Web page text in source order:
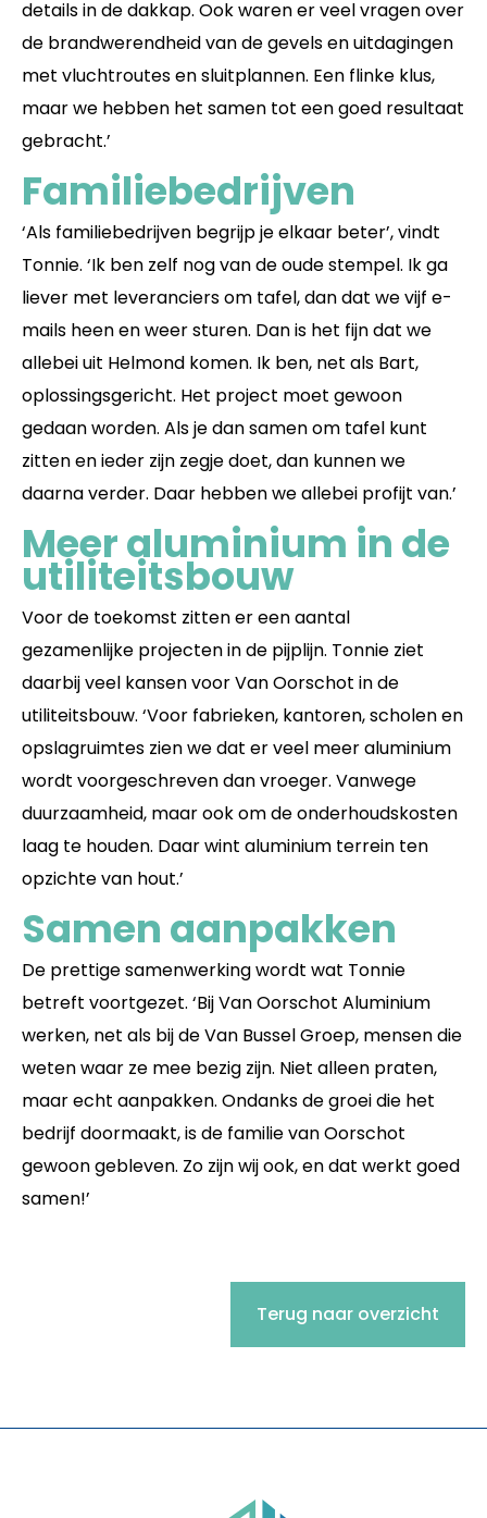
details in de dakkap. Ook waren er veel vragen over
de brandwerendheid van de gevels en uitdagingen
met vluchtroutes en sluitplannen. Een flinke klus,
maar we hebben het samen tot een goed resultaat
gebracht.’
Familiebedrijven
‘Als familiebedrijven begrijp je elkaar beter’, vindt
Tonnie. ‘Ik ben zelf nog van de oude stempel. Ik ga
liever met leveranciers om tafel, dan dat we vijf e-
mails heen en weer sturen. Dan is het fijn dat we
allebei uit Helmond komen. Ik ben, net als Bart,
oplossingsgericht. Het project moet gewoon
gedaan worden. Als je dan samen om tafel kunt
zitten en ieder zijn zegje doet, dan kunnen we
daarna verder. Daar hebben we allebei profijt van.’
Meer aluminium in de
utiliteitsbouw
Voor de toekomst zitten er een aantal
gezamenlijke projecten in de pijplijn. Tonnie ziet
daarbij veel kansen voor Van Oorschot in de
utiliteitsbouw. ‘Voor fabrieken, kantoren, scholen en
opslagruimtes zien we dat er veel meer aluminium
wordt voorgeschreven dan vroeger. Vanwege
duurzaamheid, maar ook om de onderhoudskosten
laag te houden. Daar wint aluminium terrein ten
opzichte van hout.’
Samen aanpakken
De prettige samenwerking wordt wat Tonnie
betreft voortgezet. ‘Bij Van Oorschot Aluminium
werken, net als bij de Van Bussel Groep, mensen die
weten waar ze mee bezig zijn. Niet alleen praten,
maar echt aanpakken. Ondanks de groei die het
bedrijf doormaakt, is de familie van Oorschot
gewoon gebleven. Zo zijn wij ook, en dat werkt goed
samen!’
Terug naar overzicht